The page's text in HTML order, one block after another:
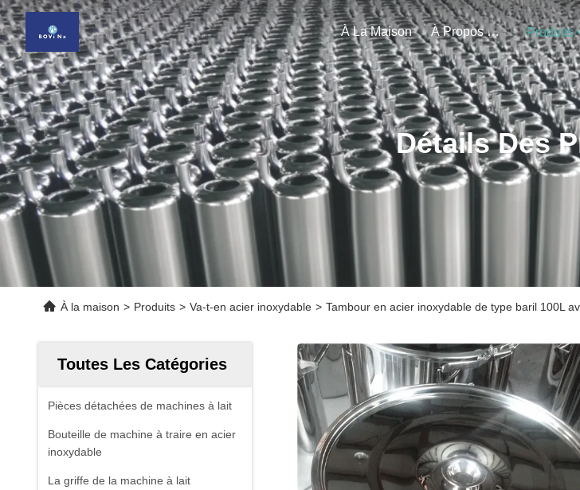
À La Maison À Propos De Nous Produits
Détails Des
À la maison > Produits > Va-t-en acier inoxydable > Tambour en acier inoxydable de type baril 100L
Toutes Les Catégories
Pièces détachées de machines à lait
Bouteille de machine à traire en acier
inoxydable
La griffe de la machine à lait